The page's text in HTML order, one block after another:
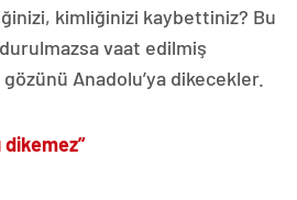
kimliğinizi kaybettiniz? Bu
vaat edilmiş
Anadolu’ya dikecekler.
dikemez”